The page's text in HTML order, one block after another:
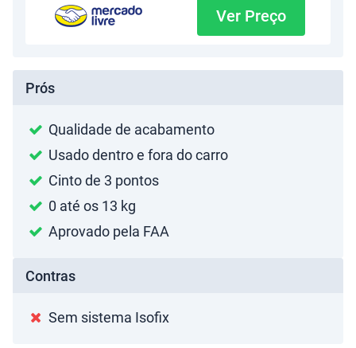
Ver Preço
Prós
Qualidade de acabamento
Usado dentro e fora do carro
Cinto de 3 pontos
0 até os 13 kg
Aprovado pela FAA
Contras
Sem sistema Isofix